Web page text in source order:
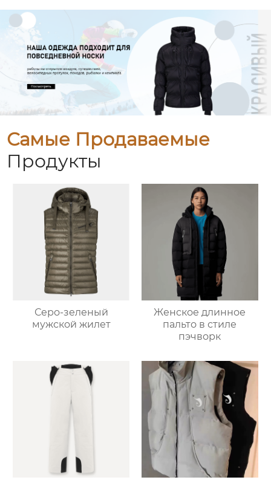
Самые Продаваемые
Продукты
Серо-зеленый
мужской жилет
Женское длинное
пальто в стиле
пэчворк